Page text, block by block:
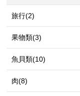
旅行(2)
果物類(3)
魚貝類(10)
肉(8)